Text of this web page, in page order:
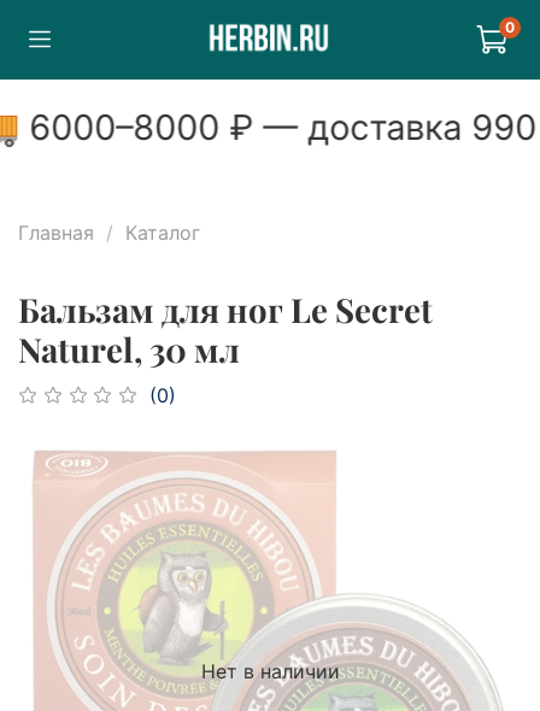
0
–8000₽ — доставка990₽
Главная Каталог
Бальзам для ног Le Secret
Naturel, 30 мл
(0)
Нет в наличии